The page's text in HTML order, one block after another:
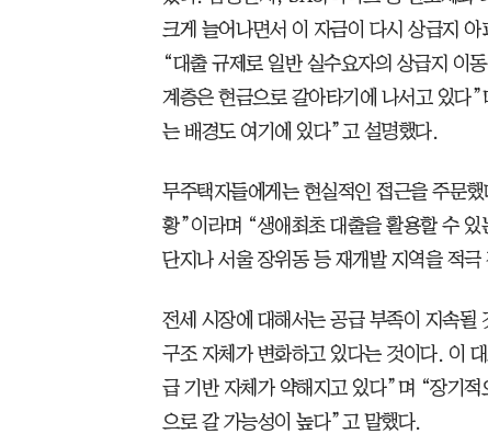
크게 늘어나면서 이 자금이 다시 상급지
“대출 규제로 일반 실수요자의 상급지 이
계층은 현금으로 갈아타기에 나서고 있다
는 배경도 여기에 있다”고 설명했다.
무주택자들에게는 현실적인 접근을 주문
황”이라며 “생애최초 대출을 활용할 수
단지나 서울 장위동 등 재개발 지역을 적
전세 시장에 대해서는 공급 부족이 지속될
구조 자체가 변화하고 있다는 것이다. 이
급 기반 자체가 약해지고 있다”며 “장기
으로 갈 가능성이 높다”고 말했다.